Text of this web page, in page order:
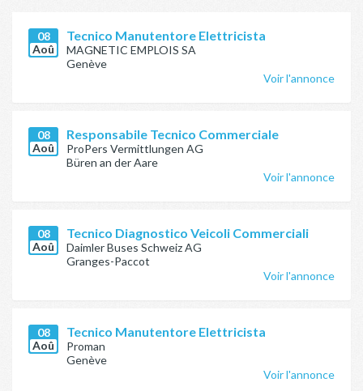
08
Aoû
Tecnico Manutentore Elettricista
MAGNETIC EMPLOIS SA
Genève
Voir l'annonce
08
Aoû
Responsabile Tecnico Commerciale
ProPers Vermittlungen AG
Büren an der Aare
Voir l'annonce
08
Aoû
Tecnico Diagnostico Veicoli Commerciali
Daimler Buses Schweiz AG
Granges-Paccot
Voir l'annonce
08
Aoû
Tecnico Manutentore Elettricista
Proman
Genève
Voir l'annonce